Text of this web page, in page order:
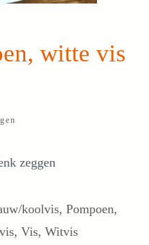
witte vis
zeggen
koolvis, Pompoen,
, Vis, Witvis